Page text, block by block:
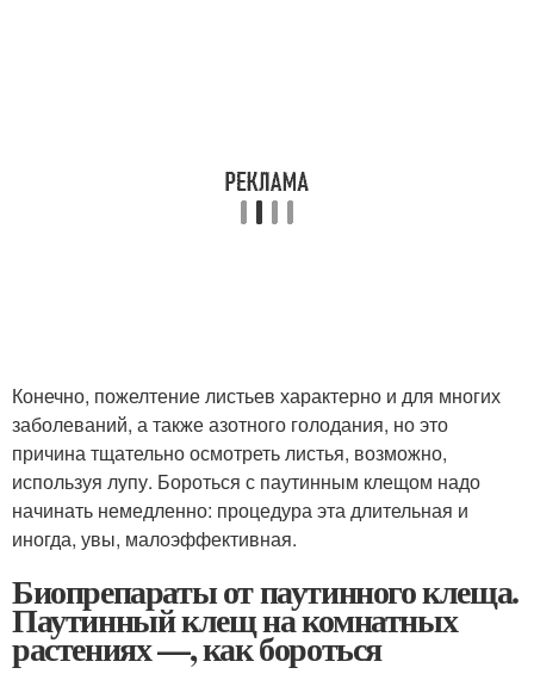
Конечно, пожелтение листьев характерно и для многих
заболеваний, а также азотного голодания, но это
причина тщательно осмотреть листья, возможно,
используя лупу. Бороться с паутинным клещом надо
начинать немедленно: процедура эта длительная и
иногда, увы, малоэффективная.
Биопрепараты от паутинного клеща.
Паутинный клещ на комнатных
растениях —, как бороться